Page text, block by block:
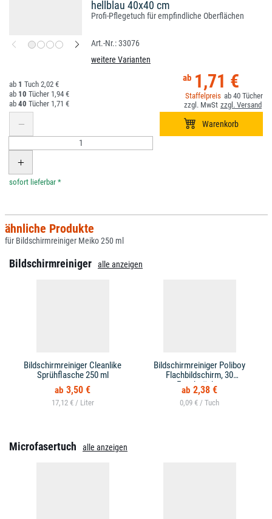
hellblau 40x40 cm
Profi-Pflegetuch für empfindliche Oberflächen
33076
weitere Varianten
1,71 €
40
1
2,02 €
10
1,94 €
40
1,71 €
*
ähnliche Produkte
für Bildschirmreiniger Meiko 250 ml
Bildschirmreiniger alle anzeigen
Bildschirmreiniger Cleanlike
Sprühflasche 250 ml
3,50 €
17,12 € /
Bildschirmreiniger Poliboy
Flachbildschirm, 30
Feuchttücher
2,38 €
0,09 € /
Microfasertuch alle anzeigen